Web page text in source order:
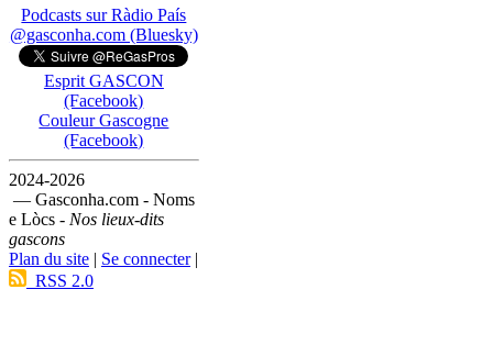
Podcasts sur Ràdio País
@gasconha.com (Bluesky)
Esprit GASCON
(Facebook)
Couleur Gascogne
(Facebook)
2024-2026
— Gasconha.com - Noms
e Lòcs - Nos lieux-dits
gascons
Plan du site | Se connecter|
RSS 2.0